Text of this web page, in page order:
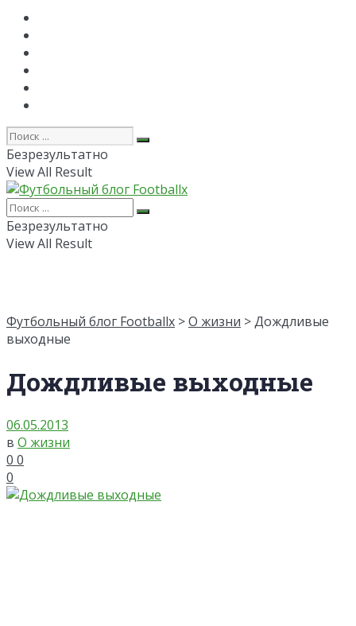
Безрезультатно
View All Result
Безрезультатно
View All Result
Футбольный блог Footballx >О жизни > Дождливые
выходные
Дождливые выходные
06.05.2013
в О жизни
0 0
0